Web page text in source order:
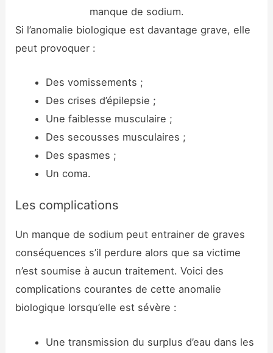
manque de sodium.
Si l’anomalie biologique est davantage grave, elle
peut provoquer :
Des vomissements ;
Des crises d’épilepsie ;
Une faiblesse musculaire ;
Des secousses musculaires ;
Des spasmes ;
Un coma.
Les complications
Un manque de sodium peut entrainer de graves
conséquences s’il perdure alors que sa victime
n’est soumise à aucun traitement. Voici des
complications courantes de cette anomalie
biologique lorsqu’elle est sévère :
Une transmission du surplus d’eau dans les